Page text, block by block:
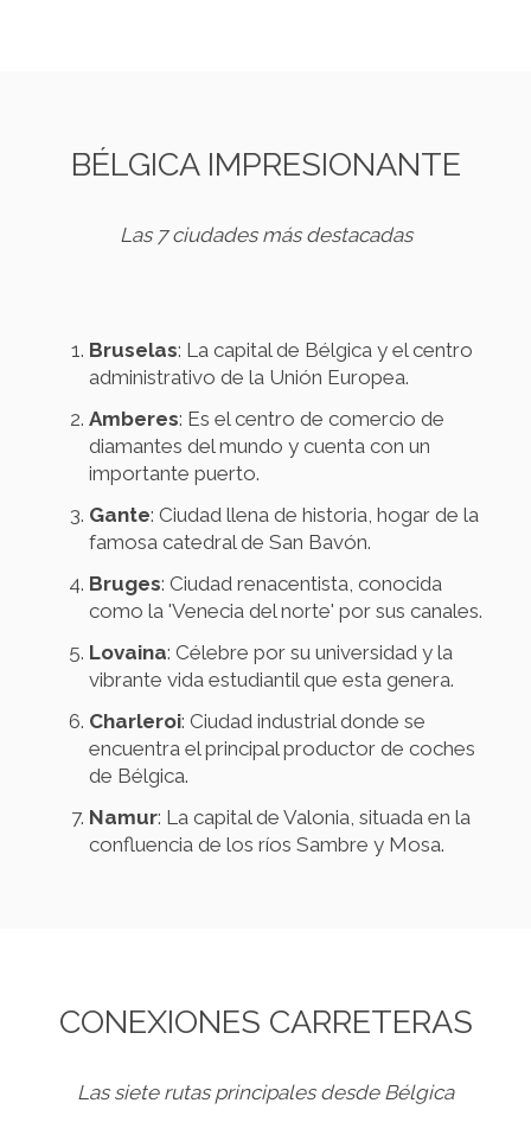
BÉLGICA IMPRESIONANTE
Las 7 ciudades más destacadas
Bruselas: La capital de Bélgica y el centro
administrativo de la Unión Europea.
Amberes: Es el centro de comercio de
diamantes del mundo y cuenta con un
importante puerto.
Gante: Ciudad llena de historia, hogar de la
famosa catedral de San Bavón.
Bruges: Ciudad renacentista, conocida
como la 'Venecia del norte' por sus canales.
Lovaina: Célebre por su universidad y la
vibrante vida estudiantil que esta genera.
Charleroi: Ciudad industrial donde se
encuentra el principal productor de coches
de Bélgica.
Namur: La capital de Valonia, situada en la
confluencia de los ríos Sambre y Mosa.
CONEXIONES CARRETERAS
Las siete rutas principales desde Bélgica